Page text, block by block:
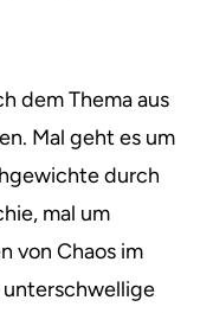
dem Thema aus
Mal geht es um
durch
mal um
von Chaos im